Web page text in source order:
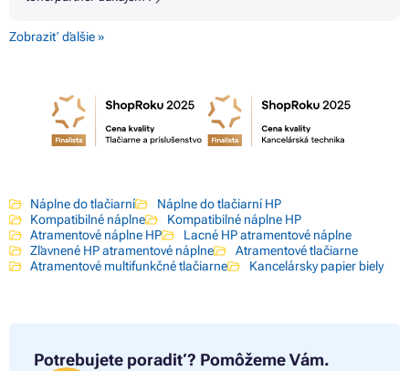
Zobraziť ďalšie »
Náplne do tlačiarní
Náplne do tlačiarní HP
Kompatibilné náplne
Kompatibilné náplne HP
Atramentové náplne HP
Lacné HP atramentové náplne
Zľavnené HP atramentové náplne
Atramentové tlačiarne
Atramentové multifunkčné tlačiarne
Kancelársky papier biely
Potrebujete poradiť? Pomôžeme Vám.